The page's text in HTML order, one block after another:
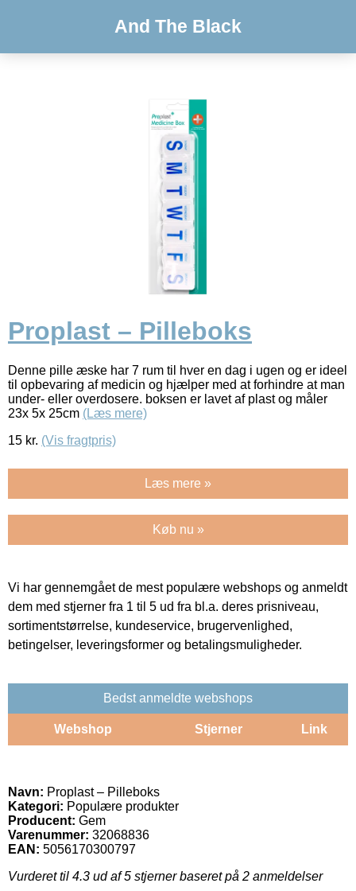
And The Black
Proplast – Pilleboks
Denne pille æske har 7 rum til hver en dag i ugen og er ideel
til opbevaring af medicin og hjælper med at forhindre at man
under- eller overdosere. boksen er lavet af plast og måler
23x 5x 25cm (Læs mere)
15 kr. (Vis fragtpris)
Læs mere »
Køb nu »
Vi har gennemgået de mest populære webshops og anmeldt
dem med stjerner fra 1 til 5 ud fra bl.a. deres prisniveau,
sortimentstørrelse, kundeservice, brugervenlighed,
betingelser, leveringsformer og betalingsmuligheder.
Bedst anmeldte webshops
Webshop Stjerner Link
Navn: Proplast – Pilleboks
Kategori: Populære produkter
Producent: Gem
Varenummer: 32068836
EAN: 5056170300797
Vurderet til 4.3 ud af 5 stjerner baseret på 2 anmeldelser